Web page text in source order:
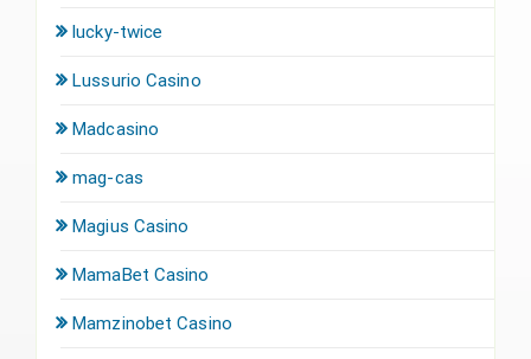
lucky-twice
Lussurio Casino
Madcasino
mag-cas
Magius Casino
MamaBet Casino
Mamzinobet Casino